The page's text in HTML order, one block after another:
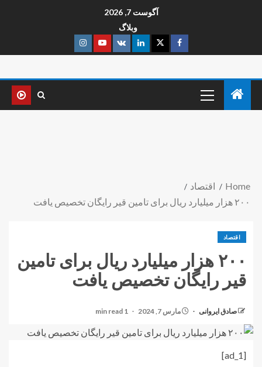
آگوست 7, 2026
وبلاگ
Home
اقتصاد
۲۰۰ هزار میلیارد ریال برای تامین قیر رایگان تخصیص یافت
اقتصاد
۲۰۰ هزار میلیارد ریال برای تامین
قیر رایگان تخصیص یافت
صادق ایروانی مارس 7, 2024 1 min read
[ad_1]